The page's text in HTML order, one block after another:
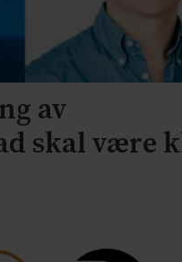
av
skal være